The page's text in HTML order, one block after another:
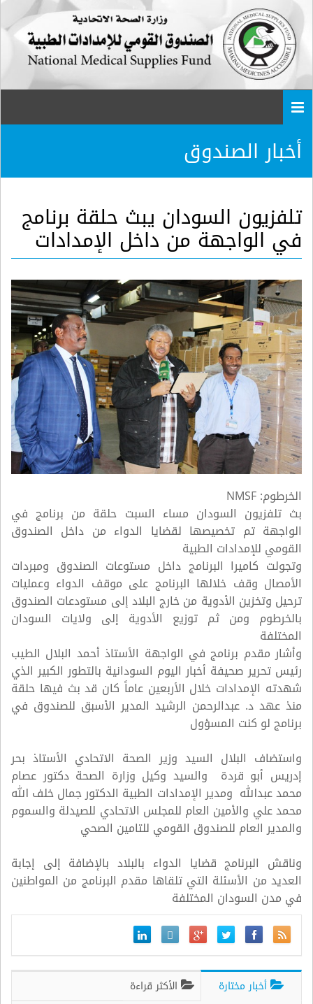
أخبار الصندوق
تلفزيون السودان يبث حلقة برنامج
في الواجهة من داخل الإمدادات
الخرطوم:NMSF
بث تلفزيون السودان مساء السبت حلقة من برنامج في
الواجهة تم تخصيصها لقضايا الدواء من داخل الصندوق
القومي للإمدادات الطبية
وتجولت كاميرا البرنامج داخل مستوعات الصندوق ومبردات
الأمصال وقف خلالها البرنامج على موقف الدواء وعمليات
ترحيل وتخزين الأدوية من خارج البلاد إلى مستودعات الصندوق
بالخرطوم ومن ثم توزيع الأدوية إلى ولايات السودان
المختلفة
وأشار مقدم برنامج في الواجهة الأستاذ أحمد البلال الطيب
رئيس تحرير صحيفة أخبار اليوم السودانية بالتطور الكبير الذي
شهدته الإمدادات خلال الأربعين عاماً كان قد بث فيها حلقة
منذ عهد د. عبدالرحمن الرشيد المدير الأسبق للصندوق في
برنامج لو كنت المسؤول
واستضاف البلال السيد وزير الصحة الاتحادي الأستاذ بحر
إدريس أبو قردة والسيد وكيل وزارة الصحة دكتور عصام
محمد عبدالله ومدير الإمدادات الطبية الدكتور جمال خلف الله
محمد علي والأمين العام للمجلس الاتحادي للصيدلة والسموم
والمدير العام للصندوق القومي للتامين الصحي
وناقش البرنامج قضايا الدواء بالبلاد بالإضافة إلى إجابة
العديد من الأسئلة التي تلقاها مقدم البرنامج من المواطنين
في مدن السودان المختلفة
أخبار مختارة الأكثر قراءة